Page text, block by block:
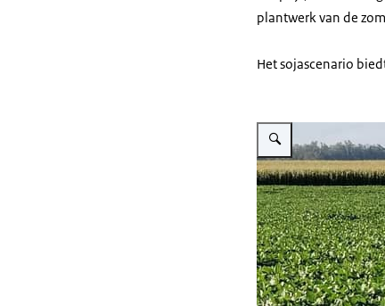
plantwerk van de
Het sojascenario
Vergroot afbeelding Soja